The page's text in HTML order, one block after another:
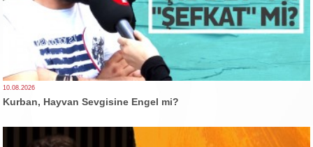
10.08.2026
Kurban, Hayvan Sevgisine Engel mi?